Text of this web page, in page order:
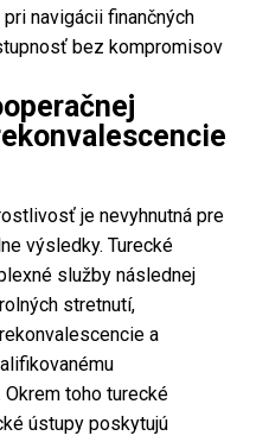
navigácii finančných
bez kompromisov
je nevyhnutná pre
výsledky. Turecké
služby následnej
stretnutí,
a
toho turecké
ústupy poskytujú